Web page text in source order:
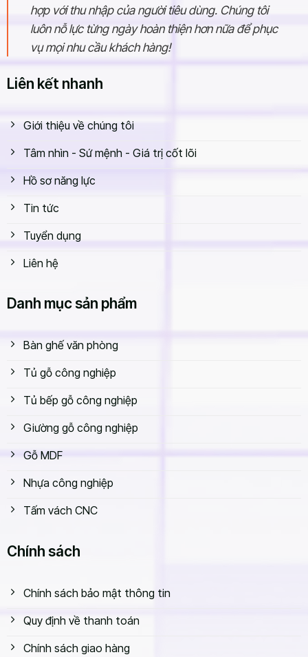
hợp với thu nhập của người tiêu dùng. Chúng tôi
luôn nỗ lực từng ngày hoàn thiện hơn nữa để phục
vụ mọi nhu cầu khách hàng!
Liên kết nhanh
Giới thiệu về chúng tôi
Tâm nhìn - Sứ mệnh - Giá trị cốt lõi
Hồ sơ năng lực
Tin tức
Tuyển dụng
Liên hệ
Danh mục sản phẩm
Bàn ghế văn phòng
Tủ gỗ công nghiệp
Tủ bếp gỗ công nghiệp
Giường gỗ công nghiệp
Gỗ MDF
Nhựa công nghiệp
Tấm vách CNC
Chính sách
Chính sách bảo mật thông tin
Quy định về thanh toán
Chính sách giao hàng